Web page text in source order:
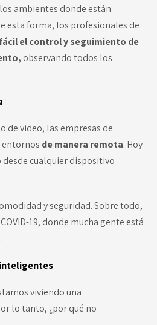
ambientes donde están
esta forma, los profesionales de
el control y seguimiento de
observando todos los
de video, las empresas de
entornos de manera remota. Hoy
cualquier dispositivo
y seguridad. Sobre todo,
19, donde mucha gente está
viviendo una
lo tanto, ¿por qué no